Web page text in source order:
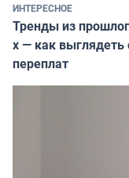
ИНТЕРЕСНОЕ
Тренды из
х — как выглядеть
переплат